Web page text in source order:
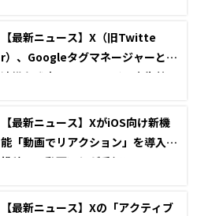
【最新ニュース】X（旧Twitte
r）、Googleタグマネージャーとの
連携を発表！ノーコードで広告効果
【最新ニュース】XがiOS向け新機
能「動画でリアクション」を導入！
投稿への動画返信が手軽に
【最新ニュース】Xの「アクティブ